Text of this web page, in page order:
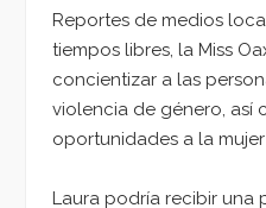
Reportes de medios
tiempos libres, la Miss
concientizar a las
violencia de género, así
oportunidades a la
Laura podría recibir una